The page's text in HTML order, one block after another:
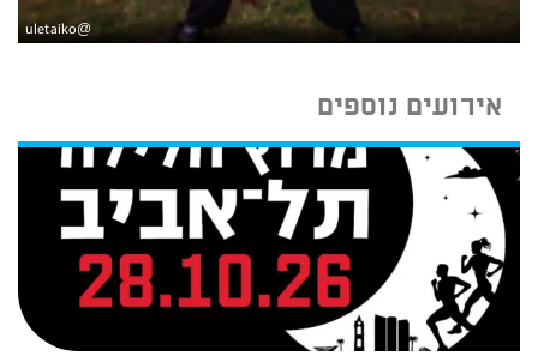
@uletaiko
אירועים נוספים